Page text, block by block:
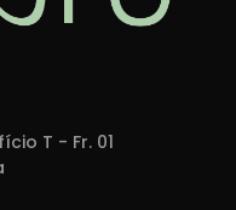
T - Fr. 01